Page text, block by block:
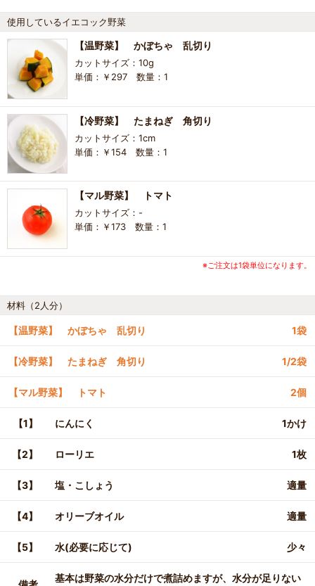
使用しているイエコック野菜
【温野菜】 かぼちゃ 乱切り
カットサイズ：10g
単価：￥297 数量：1
【冷野菜】 たまねぎ 角切り
カットサイズ：1cm
単価：￥154 数量：1
【マル野菜】 トマト
カットサイズ：-
単価：￥173 数量：1
※ご注文は1袋単位になります。
材料（2人分）
【温野菜】 かぼちゃ 乱切り 1袋
【冷野菜】 たまねぎ 角切り 1/2袋
【マル野菜】 トマト 2個
【1】 にんにく 1かけ
【2】 ローリエ 1枚
【3】 塩・こしょう 適量
【4】 オリーブオイル 適量
【5】 水(必要に応じて) 少々
基本は野菜の水分だけで煮詰めますが、水分が足りない